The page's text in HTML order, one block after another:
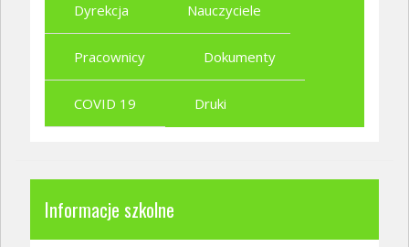
Dyrekcja Nauczyciele
Pracownicy Dokumenty
COVID 19 Druki
Informacje szkolne